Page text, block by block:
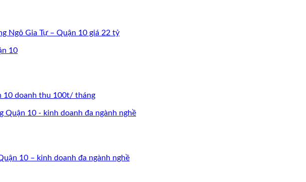
Ngô Gia Tự – Quận 10 giá 22 tỷ
10 doanh thu 100t/ tháng
10 – kinh doanh đa ngành nghề